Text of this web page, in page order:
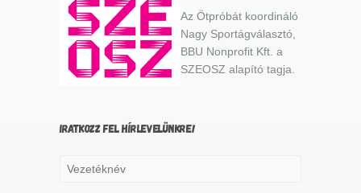
Az Ötpróbát koordináló
Nagy Sportágválasztó,
BBU Nonprofit Kft. a
SZEOSZ alapító tagja.
IRATKOZZ FEL HÍRLEVELÜNKRE!